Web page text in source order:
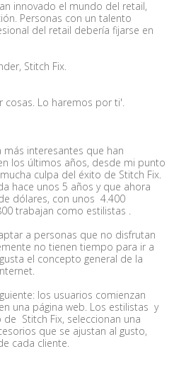
innovado el mundo del retail,
Personas con un talento
del retail debería fijarse en
Stitch Fix.
Lo haremos por ti'.
más interesantes que han
los últimos años, desde mi punto
culpa del éxito de Stitch Fix.
hace unos 5 años y que ahora
dólares, con unos 4.400
trabajan como estilistas .
a personas que no disfrutan
no tienen tiempo para ir a
el concepto general de la
los usuarios comienzan
una página web. Los estilistas y
Stitch Fix, seleccionan una
que se ajustan al gusto,
cada cliente.